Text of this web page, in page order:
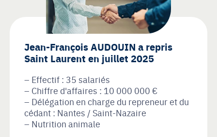
Jean-François AUDOUIN a repris
Saint Laurent en juillet 2025
Effectif : 35 salariés
Chiffre d'affaires : 10 000 000 €
Délégation en charge du repreneur et du
cédant : Nantes / Saint-Nazaire
Nutrition animale